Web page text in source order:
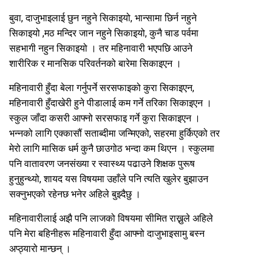
बुवा, दाजुभाइलाई छुन नहुने सिकाइयो, भान्सामा छिर्न नहुने
सिकाइयो ,मठ मन्दिर जान नहुने सिकाइयो, कुनै चाड पर्वमा
सहभागी नहुन सिकाइयो । तर महिनावारी भएपछि आउने
शारीरिक र मानसिक परिवर्तनको बारेमा सिकाइएन ।
महिनावारी हुँदा बेला गर्नुपर्ने सरसफाइको कुरा सिकाइएन,
महिनावारी हुँदाखेरी हुने पीडालाई कम गर्ने तरिका सिकाइएन ।
स्कुल जाँदा कसरी आफ्नो सरसफाइ गर्ने कुरा सिकाइएन ।
भन्नको लागि एक्कासौं सताब्दीमा जन्मिएको, सहरमा हुर्किएको तर
मेरो लागि मासिक धर्म कुनै छाउगोठ भन्दा कम थिएन । स्कुलमा
पनि वातावरण जनसंख्या र स्वास्थ्य पढाउने शिक्षक पुरूष
हुनुहुन्थ्यो, शायद यस विषयमा उहाँले पनि त्यति खुलेर बुझाउन
सक्नुभएको रहेनछ भनेर अहिले बुझ्दैछु ।
महिनावारीलाई अझै पनि लाजको विषयमा सीमित राख्नुले अहिले
पनि मेरा बहिनीहरू महिनावारी हुँदा आफ्नो दाजुभाइसामु बस्न
अप्ठ्यारो मान्छन् ।